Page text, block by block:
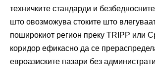
техничките стандарди и
што овозможува стоките што
поширокиот регион преку TRIPP или
коридор ефикасно да се
евроазиските пазари без